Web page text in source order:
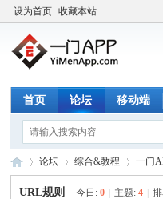
设为首页 收藏本站
首页 论坛 移动端
论坛 综合&教程 一门
URL规则 今日:0 主题:4